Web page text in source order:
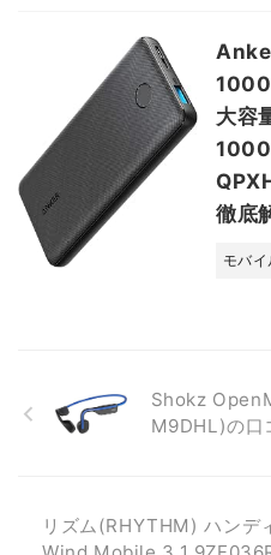
大容
徹底
モバ
Shokz
M9DHL)の口
リズム(RHYTHM) ハンデ